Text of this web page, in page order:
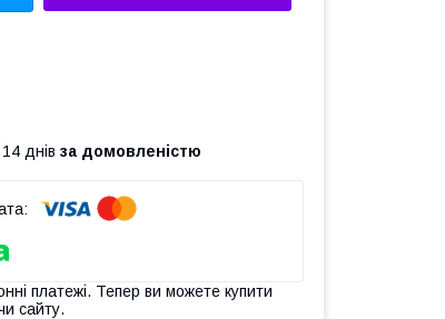
днів за домовленістю
платежі. Тепер ви можете купити
сайту.